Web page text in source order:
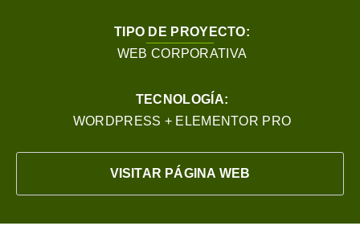
TIPO DE PROYECTO:
WEB CORPORATIVA
TECNOLOGÍA:
WORDPRESS + ELEMENTOR PRO
VISITAR PÁGINA WEB